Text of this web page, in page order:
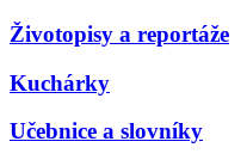
Životopisy a reportáže
Kuchárky
Učebnice a slovníky